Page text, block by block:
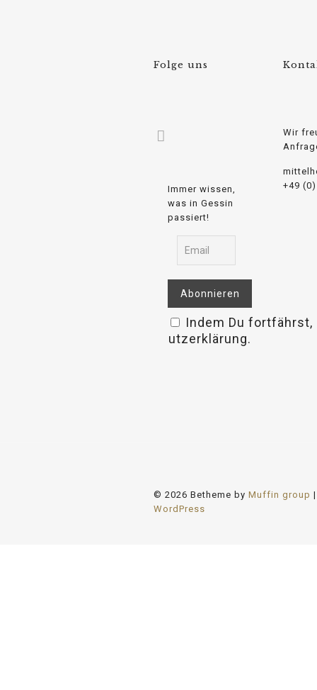
Folge uns
Immer wissen,
was in Gessin
passiert!
Indem Du
relaisvih12
utzerklärung.
Wir
+49
© 2026 Betheme by Muffin group
WordPress